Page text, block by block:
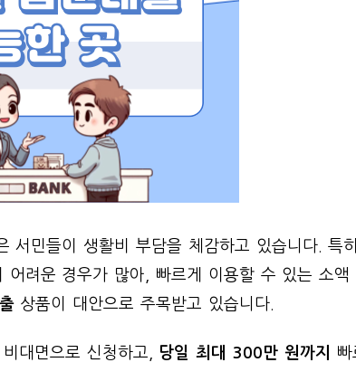
서민들이 생활비 부담을 체감하고 있습니다. 특
려운 경우가 많아, 빠르게 이용할 수 있는 소액
상품이 대안으로 주목받고 있습니다.
대면으로 신청하고, 당일 최대 300만 원까지
빠